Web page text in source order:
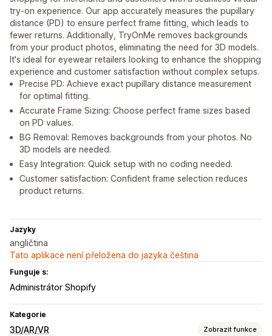
try-on experience. Our app accurately measures the pupillary
distance (PD) to ensure perfect frame fitting, which leads to
fewer returns. Additionally, TryOnMe removes backgrounds
from your product photos, eliminating the need for 3D models.
It's ideal for eyewear retailers looking to enhance the shopping
experience and customer satisfaction without complex setups.
Precise PD: Achieve exact pupillary distance measurement
for optimal fitting.
Accurate Frame Sizing: Choose perfect frame sizes based
on PD values.
BG Removal: Removes backgrounds from your photos. No
3D models are needed.
Easy Integration: Quick setup with no coding needed.
Customer satisfaction: Сonfident frame selection reduces
product returns.
Jazyky
angličtina
Tato aplikace není přeložena do jazyka čeština
Funguje s:
Administrátor Shopify
Kategorie
3D/AR/VR Zobrazit funkce